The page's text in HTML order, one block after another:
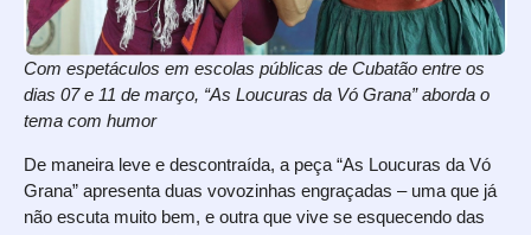
Com espetáculos em escolas públicas de Cubatão entre os
dias 07 e 11 de março, “As Loucuras da Vó Grana” aborda o
tema com humor
De maneira leve e descontraída, a peça “As Loucuras da Vó
Grana” apresenta duas vovozinhas engraçadas – uma que já
não escuta muito bem, e outra que vive se esquecendo das